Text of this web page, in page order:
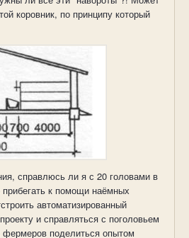
коровник, по принципу который
справлюсь ли я с 20 головами в
к помощи наёмных
автоматизированный
и справляться с поголовьем
поделиться опытом